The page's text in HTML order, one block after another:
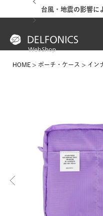
台風・地震の影響に
HOME ポーチ・ケース イン